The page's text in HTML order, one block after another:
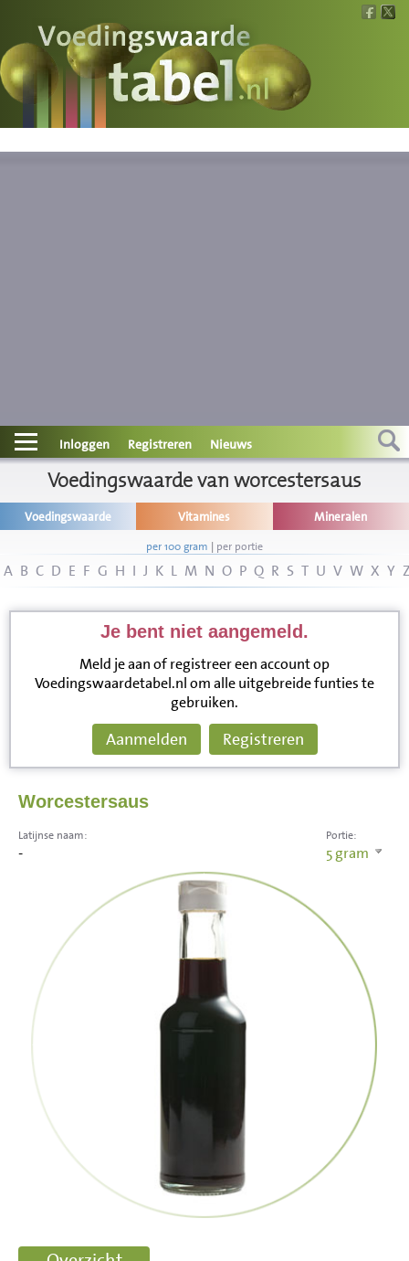
Voedingswaarde
Wat is wat?
Contact
Informatie
Disclaimer
Inloggen Registreren Nieuws
Voedingswaarde van worcestersaus
Voedingswaarde Vitamines Mineralen
per 100 gram | per portie
A B C D E F G H I J K L M N O P Q R S T U V W X Y
Je bent niet aangemeld.
Meld je aan of registreer een account op
Voedingswaardetabel.nl om alle uitgebreide funties te
gebruiken.
Aanmelden Registreren
Worcestersaus
Portie:
5gram
Latijnse naam:
-